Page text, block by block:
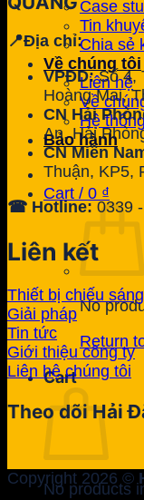
Case
Tin
Chia sẻ
Về chúng tôi
Liên hệ
Về
Hệ
Bảo hành
Cart / 0 ₫
No
Return
Cart
No products
📍Địa chỉ:
VPĐD:Số 4,
Hoàng Mai,
CN Hải
An, Hải
CN Miền
Thuận, KP5,
☎ Hotline:0339
Liên kết
Thiết bị chiếu sáng
Giải pháp
Tin tức
Giới thiệu công ty
Liên hệ chúng tôi
Theo dõi Hải
Copyright 2026 ©